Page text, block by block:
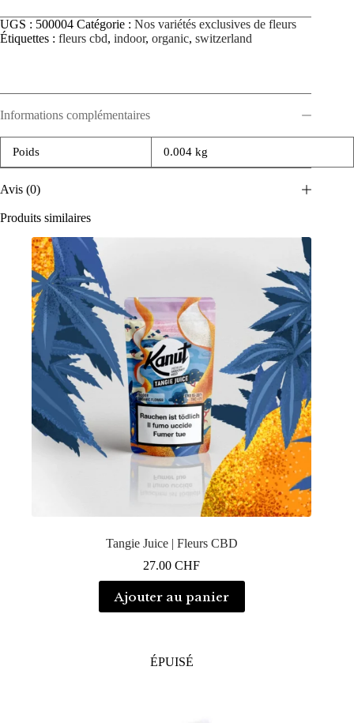
UGS : 500004 Catégorie : Nos variétés exclusives de fleurs
Étiquettes : fleurs cbd, indoor, organic, switzerland
Informations complémentaires
Poids 0.004 kg
Avis (0)
Produits similaires
Tangie Juice | Fleurs CBD
27.00CHF
Ajouter au panier
ÉPUISÉ